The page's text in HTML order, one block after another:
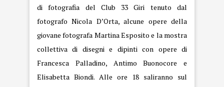
di fotografia del Club 33 Giri tenuto dal
fotografo Nicola D’Orta, alcune opere della
giovane fotografa Martina Esposito e la mostra
collettiva di disegni e dipinti con opere di
Francesca Palladino, Antimo Buonocore e
Elisabetta Biondi. Alle ore 18 saliranno sul